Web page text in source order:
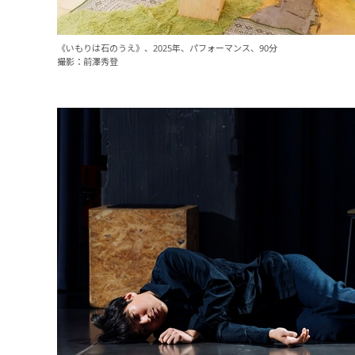
《いもりは石のうえ》、2025年、パフォーマンス、90分
撮影：前澤秀登